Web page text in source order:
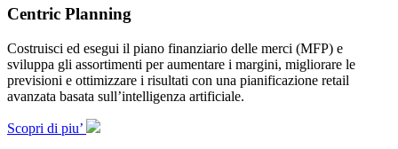
Centric Planning
Costruisci ed esegui il piano finanziario delle merci (MFP) e
sviluppa gli assortimenti per aumentare i margini, migliorare le
previsioni e ottimizzare i risultati con una pianificazione retail
avanzata basata sull’intelligenza artificiale.
Scopri di piu’